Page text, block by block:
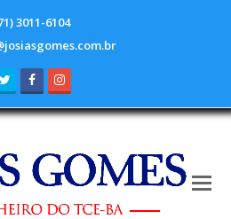
3011-6104
TwitterFacebook